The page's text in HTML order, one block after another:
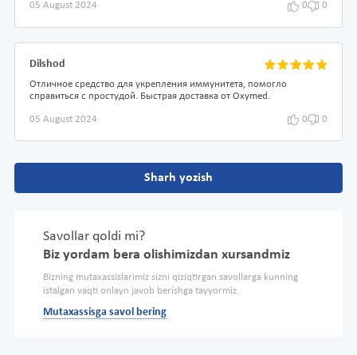
05 August 2024 0 0
Dilshod
Отличное средство для укрепления иммунитета, помогло
справиться с простудой. Быстрая доставка от Oxymed.
05 August 2024 0 0
Sharh yozish
Savollar qoldi mi?
Biz yordam bera olishimizdan xursandmiz
Bizning mutaxassislarimiz sizni qiziqtirgan savollarga kunning
istalgan vaqti onlayn javob berishga tayyormiz.
Mutaxassisga savol bering